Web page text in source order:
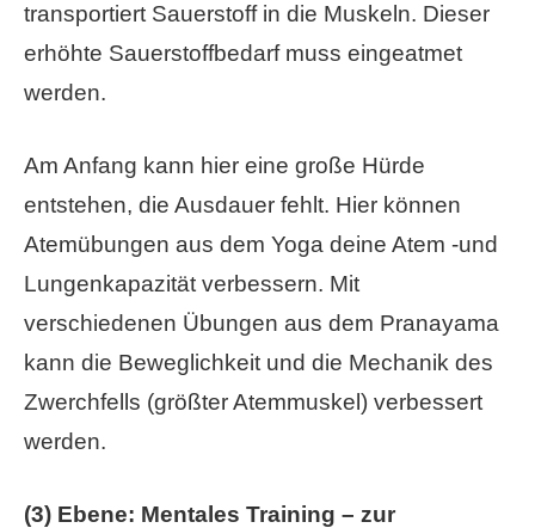
transportiert Sauerstoff in die Muskeln. Dieser
erhöhte Sauerstoffbedarf muss eingeatmet
werden.
Am Anfang kann hier eine große Hürde
entstehen, die Ausdauer fehlt. Hier können
Atemübungen aus dem Yoga deine Atem -und
Lungenkapazität verbessern. Mit
verschiedenen Übungen aus dem Pranayama
kann die Beweglichkeit und die Mechanik des
Zwerchfells (größter Atemmuskel) verbessert
werden.
(3) Ebene: Mentales Training – zur